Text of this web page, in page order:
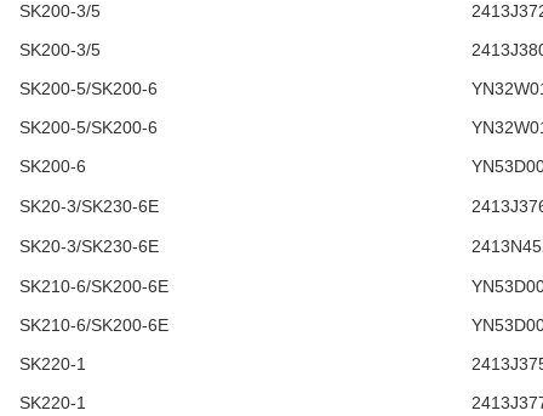
SK200-3/5
SK200-3/5
SK200-5/SK200-6
SK200-5/SK200-6
SK200-6
SK20-3/SK230-6E
SK20-3/SK230-6E
SK210-6/SK200-6E
SK210-6/SK200-6E
SK220-1
SK220-1